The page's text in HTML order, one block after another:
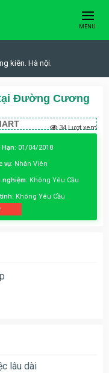
MENU
kiên. Hà nội.
Đường Cương
34 Lượt xem
01/04/2018
vụ: Nhân Viên
nghiệm: Không Yêu Cầu
Không Yêu Cầu
lâu dài